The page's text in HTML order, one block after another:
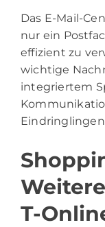
Das E-Mail-
nur ein
effizient zu
wichtige
integriertem
T-